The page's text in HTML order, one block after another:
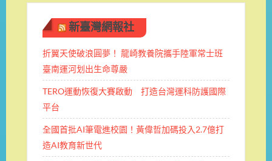
新臺灣網報社
折翼天使破浪圓夢！ 龍崎教養院攜手陸軍常士班 ​
臺南運河划出生命尊嚴
TERO運動恢復大賽啟動 打造台灣運科防護國際
平台
全國首批AI筆電進校園！黃偉哲加碼投入2.7億打
造AI教育新世代